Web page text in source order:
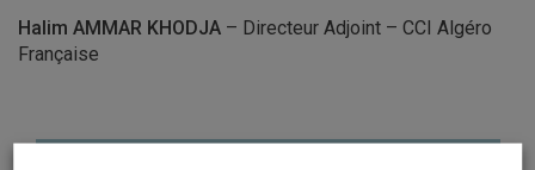
Halim AMMAR KHODJA – Directeur Adjoint – CCI Algéro
Française